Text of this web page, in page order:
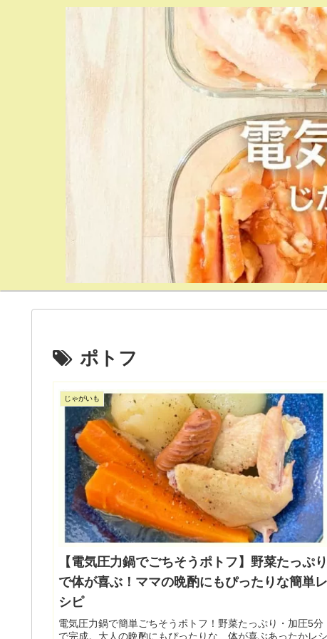
ポトフ
じゃがいも
【電気圧力鍋でごちそうポトフ】野菜たっぷり
で体が喜ぶ！ママの晩酌にもぴったりな簡単レ
シピ
電気圧力鍋で簡単ごちそうポトフ！野菜たっぷり・加圧5分
で完成。大人の晩酌にもぴったりな、体が喜ぶあったかレシ